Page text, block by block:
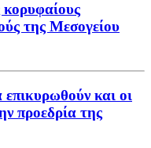
της Μεσογείου
και οι
προεδρία της